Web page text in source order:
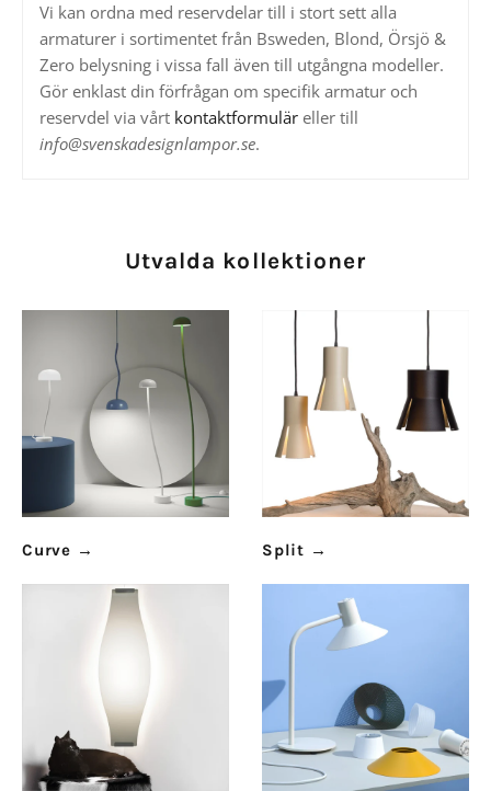
Vi kan ordna med reservdelar till i stort sett alla
armaturer i sortimentet från Bsweden, Blond, Örsjö &
Zero belysning i vissa fall även till utgångna modeller.
Gör enklast din förfrågan om specifik armatur och
reservdel via vårt kontaktformulär eller till
info@svenskadesignlampor.se.
Utvalda kollektioner
Curve → Split →